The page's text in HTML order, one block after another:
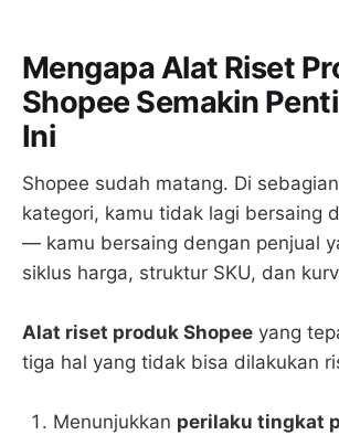
Mengapa Alat Riset
Shopee Semakin
Ini
Shopee sudah matang. Di
kategori, kamu tidak lagi bersaing
— kamu bersaing dengan penjual
siklus harga, struktur SKU, dan
Alat riset produk Shopee yang
tiga hal yang tidak bisa dilakukan
Menunjukkan perilaku tingkat